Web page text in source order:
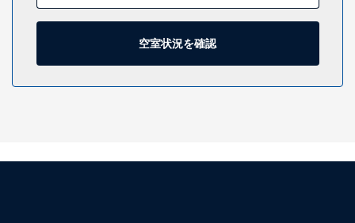
れます。
モーテルでは、WiFi (無料)、ピクニックエリアもご利用いた
空室状況を確認